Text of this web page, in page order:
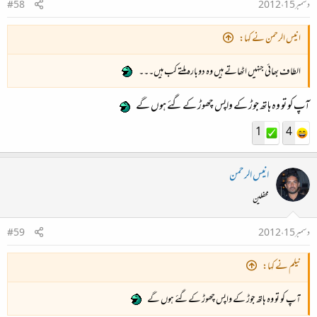
دسمبر 15، 2012
#58
انیس الرحمن نے کہا:
الطاف بھائی جنہیں اٹھاتے ہیں وہ دوبارہ ملتے کب ہیں۔۔۔
آپ کو تو وہ ہاتھ جوڑ کے واپس چھوڑ کےگئے ہوں گے
4
1
انیس الرحمن
محفلین
دسمبر 15، 2012
#59
نیلم نے کہا:
آپ کو تو وہ ہاتھ جوڑ کے واپس چھوڑ کےگئے ہوں گے